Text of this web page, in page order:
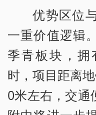
优势区位
一重价值逻辑
季青板块，拥
时，项目距离
0米左右，交通